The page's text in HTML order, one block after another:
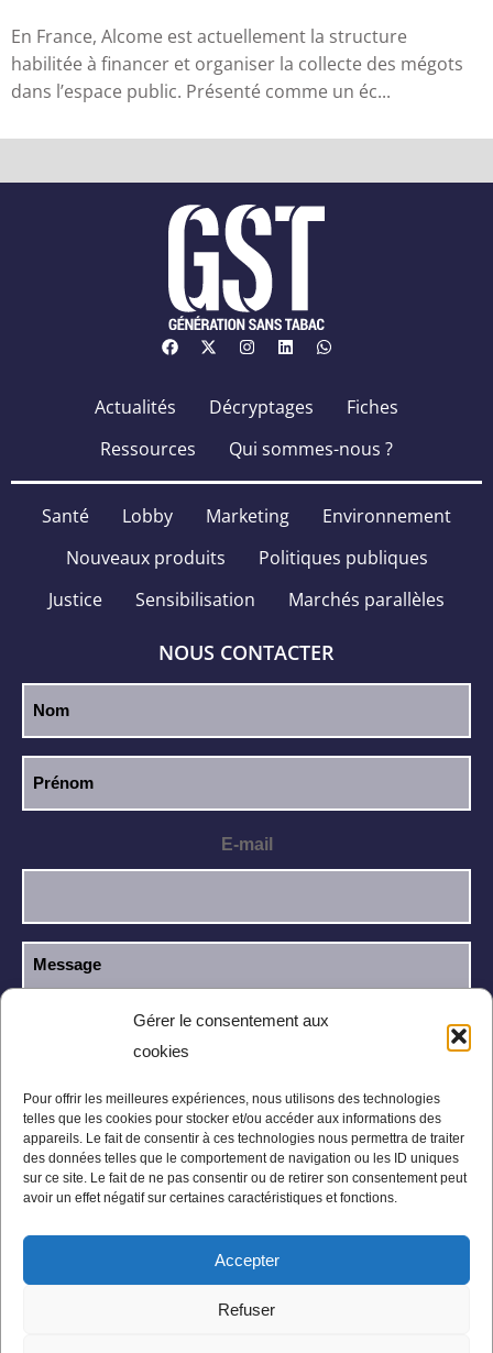
Gérer le consentement aux
cookies
Pour offrir les meilleures expériences, nous utilisons des technologies
telles que les cookies pour stocker et/ou accéder aux informations des
appareils. Le fait de consentir à ces technologies nous permettra de traiter
des données telles que le comportement de navigation ou les ID uniques
sur ce site. Le fait de ne pas consentir ou de retirer son consentement peut
avoir un effet négatif sur certaines caractéristiques et fonctions.
Accepter
Refuser
En France, Alcome est actuellement la structure
habilitée à financer et organiser la collecte des mégots
dans l’espace public. Présenté comme un éc...
Actualités Décryptages
Fiches
Ressources
Qui sommes-nous ?
Santé Lobby Marketing
Environnement
Nouveaux produits
Politiques publiques
Justice
Sensibilisation Marchés parallèles
NOUS CONTACTER
E-mail
J’ai lu et j’accepte la
confidentialité.
Politique de confidentialité